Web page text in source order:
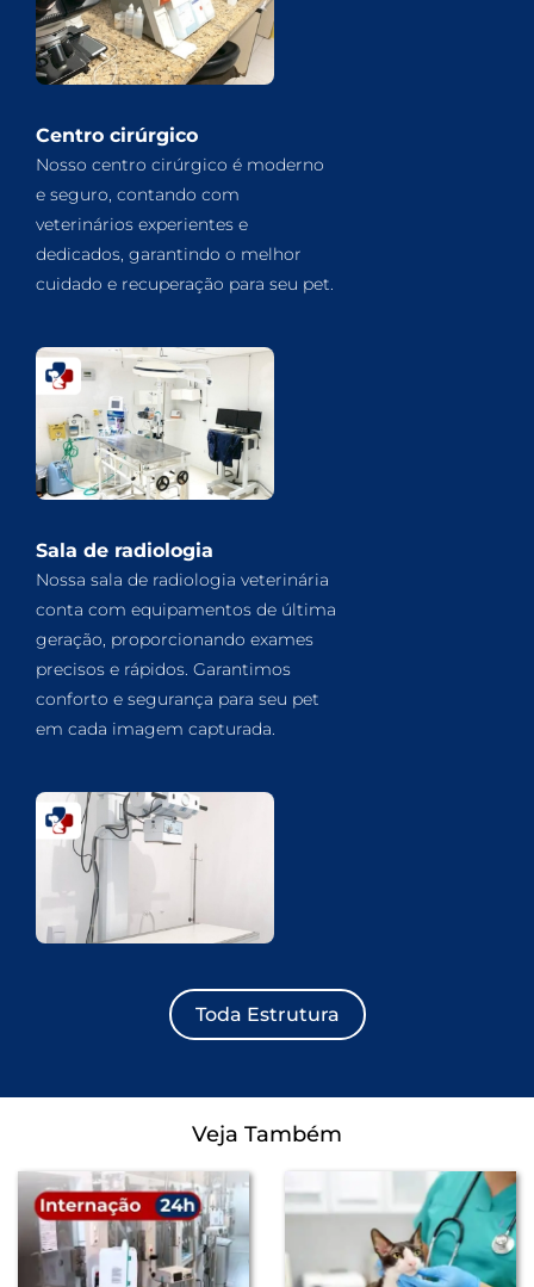
Centro cirúrgico
Nosso centro cirúrgico é moderno
e seguro, contando com
veterinários experientes e
dedicados, garantindo o melhor
cuidado e recuperação para seu pet.
Sala de radiologia
Nossa sala de radiologia veterinária
conta com equipamentos de última
geração, proporcionando exames
precisos e rápidos. Garantimos
conforto e segurança para seu pet
em cada imagem capturada.
Toda Estrutura
Veja Também